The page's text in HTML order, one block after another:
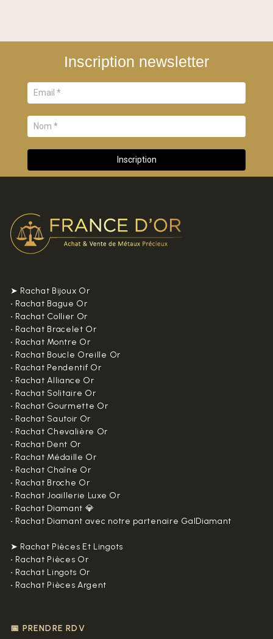
Inscription newsletter
➤ Rachat Bijoux Or
• Rachat Bague Or
• Rachat Collier Or
• Rachat Bracelet Or
• Rachat Montre Or
• Rachat Boucle Oreille Or
• Rachat Pendentif Or
• Rachat Alliance Or
• Rachat Solitaire Or
• Rachat Gourmette Or
• Rachat Sautoir Or
• Rachat Chevalière Or
• Rachat Dent Or
• Rachat Médaille Or
• Rachat Chaîne Or
• Rachat Broche Or
• Rachat Joaillerie Luxe Or
• Rachat Diamant 💎
• Rachat Diamant avec notre partenaire GalDiamant
➤ Rachat Pièces Et Lingots
• Rachat Pièces Or
• Rachat Lingots Or
• Rachat Pièces Argent
📅 PRENDRE RDV